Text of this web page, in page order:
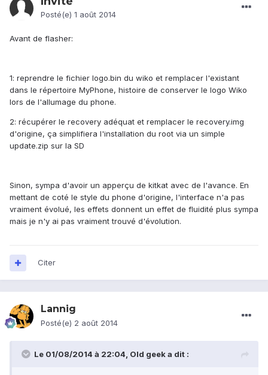
Posté(e) 1 août 2014
Avant de flasher:
1: reprendre le fichier logo.bin du wiko et remplacer l'existant
dans le répertoire MyPhone, histoire de conserver le logo Wiko
lors de l'allumage du phone.
2: récupérer le recovery adéquat et remplacer le recovery.img
d'origine, ça simplifiera l'installation du root via un simple
update.zip sur la SD
Sinon, sympa d'avoir un apperçu de kitkat avec de l'avance. En
mettant de coté le style du phone d'origine, l'interface n'a pas
vraiment évolué, les effets donnent un effet de fluidité plus sympa
mais je n'y ai pas vraiment trouvé d'évolution.
Citer
Lannig
Posté(e) 2 août 2014
Le 01/08/2014 à 22:04, Old geek a dit :